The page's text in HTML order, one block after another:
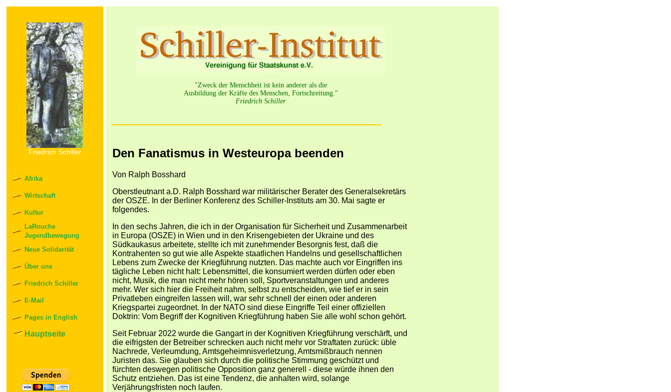
Friedrich Schiller
Afrika
Wirtschaft
Kultur
LaRouche
Jugendbewegung
Neue Solidarität
Über uns
Friedrich Schiller
E-Mail
Pages in English
Hauptseite
"Zweck der Menschheit ist kein anderer als die
Ausbildung der Kräfte des Menschen, Fortschreitung."
Friedrich Schiller
Den Fanatismus in Westeuropa beenden
Von Ralph Bosshard
Oberstleutnant a.D. Ralph Bosshard war militärischer Berater des Generalsekretärs
der OSZE. In der Berliner Konferenz des Schiller-Instituts am 30. Mai sagte er
folgendes.
In den sechs Jahren, die ich in der Organisation für Sicherheit und Zusammenarbeit
in Europa (OSZE) in Wien und in den Krisengebieten der Ukraine und des
Südkaukasus arbeitete, stellte ich mit zunehmender Besorgnis fest, daß die
Kontrahenten so gut wie alle Aspekte staatlichen Handelns und gesellschaftlichen
Lebens zum Zwecke der Kriegführung nutzten. Das machte auch vor Eingriffen ins
tägliche Leben nicht halt: Lebensmittel, die konsumiert werden dürfen oder eben
nicht, Musik, die man nicht mehr hören soll, Sportveranstaltungen und anderes
mehr. Wer sich hier die Freiheit nahm, selbst zu entscheiden, wie tief er in sein
Privatleben eingreifen lassen will, war sehr schnell der einen oder anderen
Kriegspartei zugeordnet. In der NATO sind diese Eingriffe Teil einer offiziellen
Doktrin: Vom Begriff der Kognitiven Kriegführung haben Sie alle wohl schon gehört.
Seit Februar 2022 wurde die Gangart in der Kognitiven Kriegführung verschärft, und
die eifrigsten der Betreiber schrecken auch nicht mehr vor Straftaten zurück: üble
Nachrede, Verleumdung, Amtsgeheimnisverletzung, Amtsmißbrauch nennen
Juristen das. Sie glauben sich durch die politische Stimmung geschützt und
fürchten deswegen politische Opposition ganz generell - diese würde ihnen den
Schutz entziehen. Das ist eine Tendenz, die anhalten wird, solange
Verjährungsfristen noch laufen.